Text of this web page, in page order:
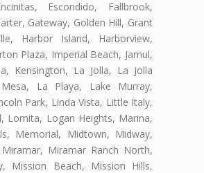
Escondido, Fallbrook,
Gateway, Golden Hill, Grant
Harbor Island, Harborview,
Plaza, Imperial Beach, Jamul,
Kensington, La Jolla, La Jolla
La Playa, Lake Murray,
Park, Linda Vista, Little Italy,
Lomita, Logan Heights, Marina,
Memorial, Midtown, Midway,
Miramar Ranch North,
Mission Beach, Mission Hills,